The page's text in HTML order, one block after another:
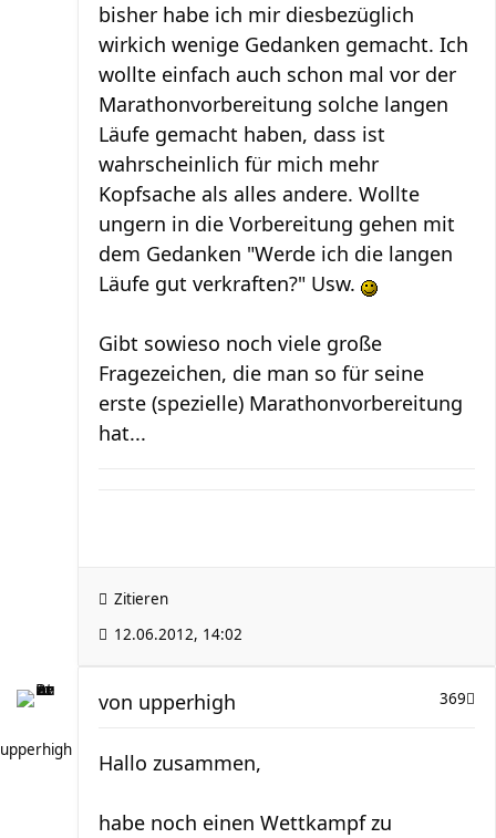
bisher habe ich mir diesbezüglich
wirkich wenige Gedanken gemacht. Ich
wollte einfach auch schon mal vor der
Marathonvorbereitung solche langen
Läufe gemacht haben, dass ist
wahrscheinlich für mich mehr
Kopfsache als alles andere. Wollte
ungern in die Vorbereitung gehen mit
dem Gedanken "Werde ich die langen
Läufe gut verkraften?" Usw.
Gibt sowieso noch viele große
Fragezeichen, die man so für seine
erste (spezielle) Marathonvorbereitung
hat...
Zitieren
12.06.2012, 14:02
upperhigh
369
von upperhigh
Hallo zusammen,
habe noch einen Wettkampf zu